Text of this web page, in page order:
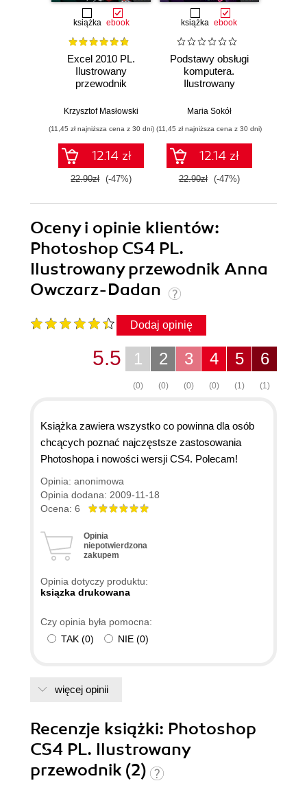
książka ebook
Excel 2010 PL.
Ilustrowany
przewodnik
Krzysztof Masłowski
(11,45 zł najniższa cena z 30 dni)
12.14 zł
22.90zł (-47%)
książka ebook
Podstawy obsługi
komputera.
Ilustrowany
Wydanie III
Maria Sokół
(11,45 zł najniższa cena z 30 dni)
12.14 zł
22.90zł (-47%)
Oceny i opinie klientów:
Photoshop CS4 PL.
Ilustrowany przewodnik Anna
Owczarz-Dadan
Dodaj opinię
6
(1)
5
(1)
4
(0)
3
(0)
2
(0)
1
(0)
5.5
Książka zawiera wszystko co powinna dla osób
chcących poznać najczęstsze zastosowania
Photoshopa i nowości wersji CS4. Polecam!
Opinia: anonimowa
Opinia dodana: 2009-11-18
Ocena: 6
Opinia
niepotwierdzona
zakupem
Opinia dotyczy produktu:
ksiązka drukowana
Czy opinia była pomocna:
TAK (0) NIE (0)
więcej opinii
Recenzje książki: Photoshop
CS4 PL. Ilustrowany
przewodnik (2)